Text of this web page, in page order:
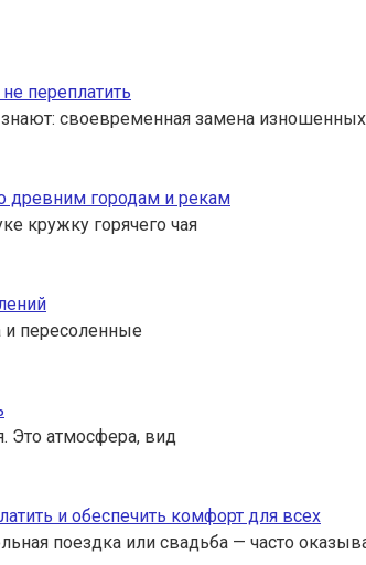
переплатить
своевременная замена
древним городам и рекам
кружку горячего чая
и пересоленные
Это атмосфера, вид
и обеспечить комфорт для всех
поездка или свадьба — часто